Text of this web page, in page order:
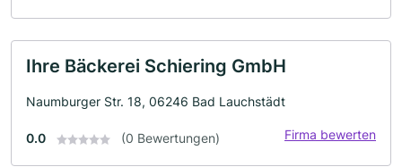
Ihre Bäckerei Schiering GmbH
Naumburger Str. 18, 06246 Bad Lauchstädt
0.0 (0 Bewertungen) Firma bewerten